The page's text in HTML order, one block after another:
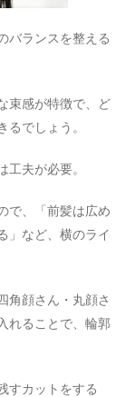
バランスを整える
束感が特徴で、ど
でしょう。
夫が必要。
で、「前髪は広め
」など、横のライ
角顔さん・丸顔さ
れることで、輪郭
すカットをする